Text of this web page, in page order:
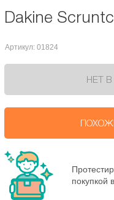
Dakine
Артикул: 01824
НЕТ
покупкой